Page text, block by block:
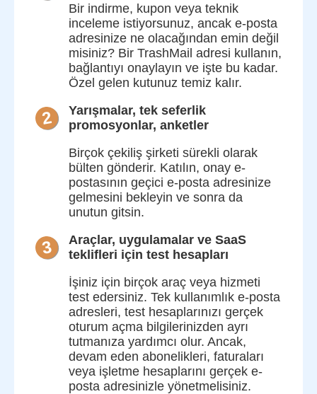
Bir indirme, kupon veya teknik
inceleme istiyorsunuz, ancak e-posta
adresinize ne olacağından emin değil
misiniz? Bir TrashMail adresi kullanın,
bağlantıyı onaylayın ve işte bu kadar.
Özel gelen kutunuz temiz kalır.
2
Yarışmalar, tek seferlik
promosyonlar, anketler
Birçok çekiliş şirketi sürekli olarak
bülten gönderir. Katılın, onay e-
postasının geçici e-posta adresinize
gelmesini bekleyin ve sonra da
unutun gitsin.
3
Araçlar, uygulamalar ve SaaS
teklifleri için test hesapları
İşiniz için birçok araç veya hizmeti
test edersiniz. Tek kullanımlık e-posta
adresleri, test hesaplarınızı gerçek
oturum açma bilgilerinizden ayrı
tutmanıza yardımcı olur. Ancak,
devam eden abonelikleri, faturaları
veya işletme hesaplarını gerçek e-
posta adresinizle yönetmelisiniz.